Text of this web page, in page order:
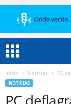
Início Notícias PC
NOTÍCIAS